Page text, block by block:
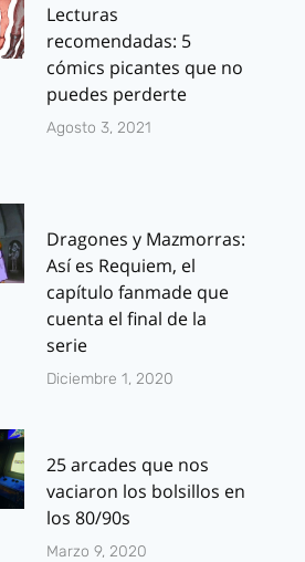
Lecturas
recomendadas: 5
cómics picantes que no
puedes perderte
Agosto 3, 2021
Dragones y Mazmorras:
Así es Requiem, el
capítulo fanmade que
cuenta el final de la
serie
Diciembre 1, 2020
25 arcades que nos
vaciaron los bolsillos en
los 80/90s
Marzo 9, 2020